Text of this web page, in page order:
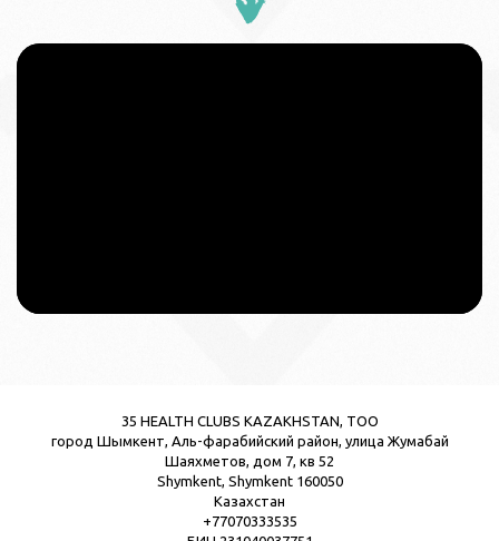
35 HEALTH CLUBS KAZAKHSTAN, TOO
город Шымкент, Аль-фарабийский район, улица Жумабай
Шаяхметов, дом 7, кв 52
Shymkent, Shymkent 160050
Казахстан
+77070333535